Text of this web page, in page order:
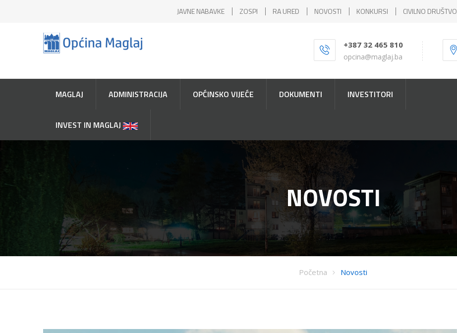
JAVNE NABAVKE ZOSPI RA URED NOVOSTI KONKURSI CIVILNO DRUŠTVO
+387 32 465 810
opcina@maglaj.ba
MAGLAJ ADMINISTRACIJA OPĆINSKO VIJEĆE DOKUMENTI INVESTITORI
INVEST IN MAGLAJ
NOVOSTI
Početna Novosti